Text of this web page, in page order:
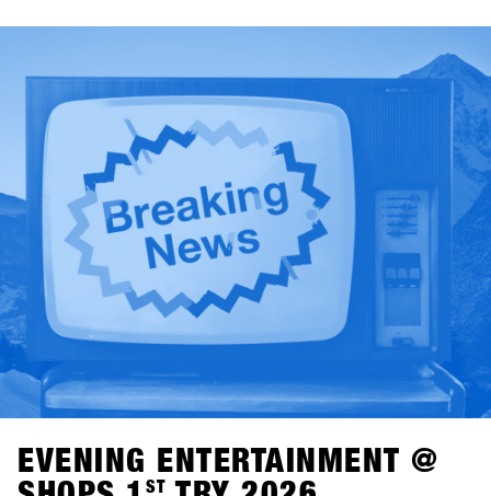
Industrie. Der Montag rückt Wettbewerbsformate in den
Mittelpunkt und geht der Frage nach, wie unterschiedliche
Contests Konsumenten, Kultur und die Zukunft des
Snowboardens beeinflussen. Am Dienstag richtet sich der
Blick auf Medien und Storytelling: Wer erzählt heute die
Geschichten des Snowboardens – und warum ist das für
das Business relevant?Klar und fokussiert moderiert von
Alba Pardo liefern die Talks echte Insights, offene
Diskussionen und Perspektiven, die die Snowboarding-
Industrie und den Handel bewegen.
EVENING ENTERTAINMENT @
ST